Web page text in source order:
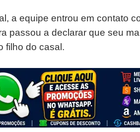
a equipe entrou em contato
passou a declarar que seu
filho do casal.